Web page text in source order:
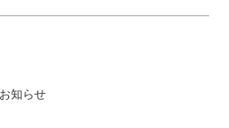
知らせ